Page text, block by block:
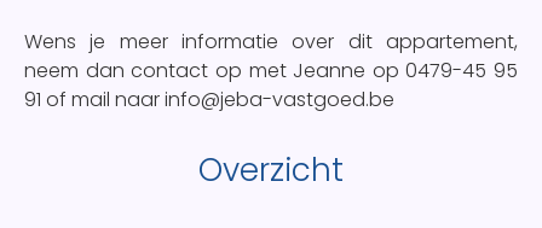
Wens je meer informatie over dit appartement,
neem dan contact op met Jeanne op 0479-45 95
91 of mail naar info@jeba-vastgoed.be
Overzicht